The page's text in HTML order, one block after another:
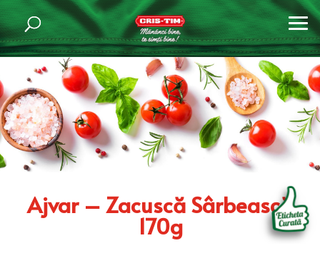
Ajvar – Zacuscă Sârbească
170g